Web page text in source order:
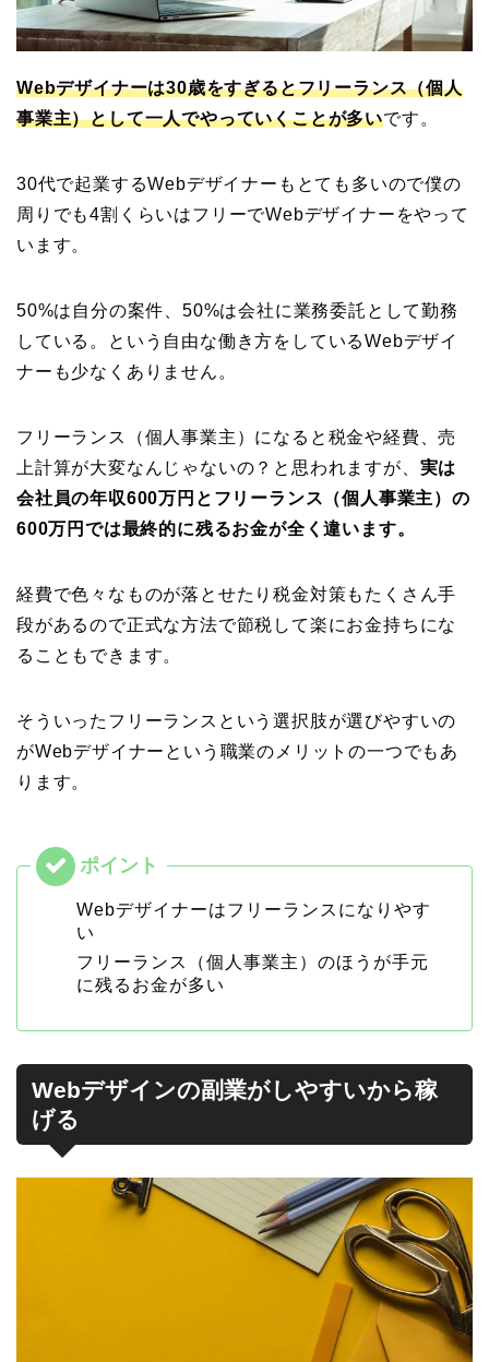
Webデザイナーは30歳をすぎるとフリーランス（個人
事業主）として一人でやっていくことが多いです。
30代で起業するWebデザイナーもとても多いので僕の
周りでも4割くらいはフリーでWebデザイナーをやって
います。
50%は自分の案件、50%は会社に業務委託として勤務
している。という自由な働き方をしているWebデザイ
ナーも少なくありません。
フリーランス（個人事業主）になると税金や経費、売
上計算が大変なんじゃないの？と思われますが、 実は
会社員の年収600万円とフリーランス（個人事業主）の
600万円では最終的に残るお金が全く違います。
経費で色々なものが落とせたり税金対策もたくさん手
段があるので正式な方法で節税して楽にお金持ちにな
ることもできます。
そういったフリーランスという選択肢が選びやすいの
がWebデザイナーという職業のメリットの一つでもあ
ります。
Webデザイナーはフリーランスになりやす
い
フリーランス（個人事業主）のほうが手元
に残るお金が多い
Webデザインの副業がしやすいから稼
げる